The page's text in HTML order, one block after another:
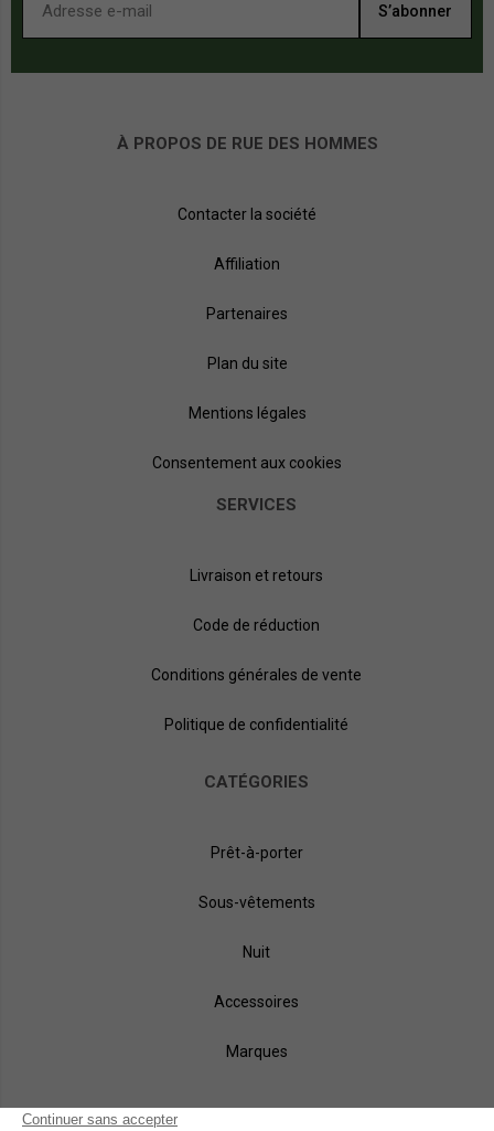
S’abonner
À PROPOS DE RUE DES HOMMES
Contacter la société
Affiliation
Partenaires
Plan du site
Mentions légales
Consentement aux cookies
SERVICES
Livraison et retours
Code de réduction
Conditions générales de vente
Politique de confidentialité
CATÉGORIES
Prêt-à-porter
Sous-vêtements
Nuit
Accessoires
Marques
NOS MÉTHODES DE PAIEMENT